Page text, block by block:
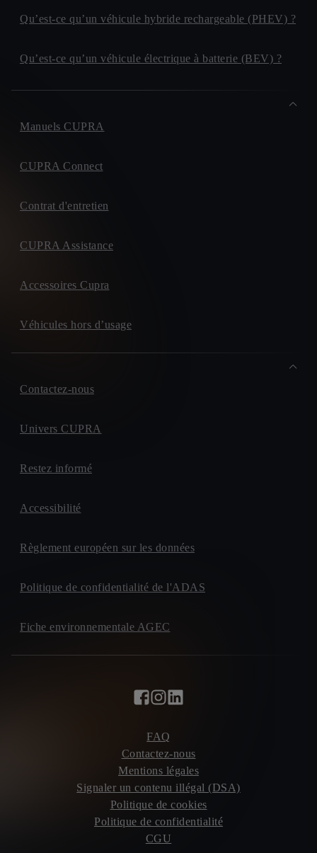
Qu’est-ce qu’un véhicule hybride rechargeable (PHEV) ?
Qu’est-ce qu’un véhicule électrique à batterie (BEV) ?
Manuels CUPRA
CUPRA Connect
Contrat d'entretien
CUPRA Assistance
Accessoires Cupra
Véhicules hors d’usage
Contactez-nous
Univers CUPRA
Restez informé
Accessibilité
Règlement européen sur les données
Politique de confidentialité de l'ADAS
Fiche environnementale AGEC
FAQ
Contactez-nous
Mentions légales
Signaler un contenu illégal (DSA)
Politique de cookies
Politique de confidentialité
CGU